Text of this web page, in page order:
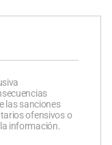
las sanciones
ofensivos o
información.